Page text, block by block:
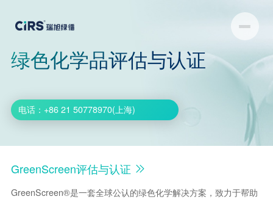
绿色化学品评估与认证
电话： +86 21 50778970(上海)
GreenScreen评估与认证
GreenScreen®是一套全球公认的绿色化学解决方案，致力于帮助